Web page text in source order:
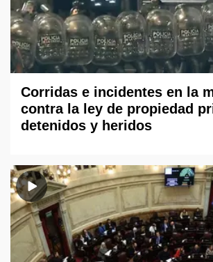
Corridas e incidentes en la
contra la ley de propiedad
detenidos y heridos